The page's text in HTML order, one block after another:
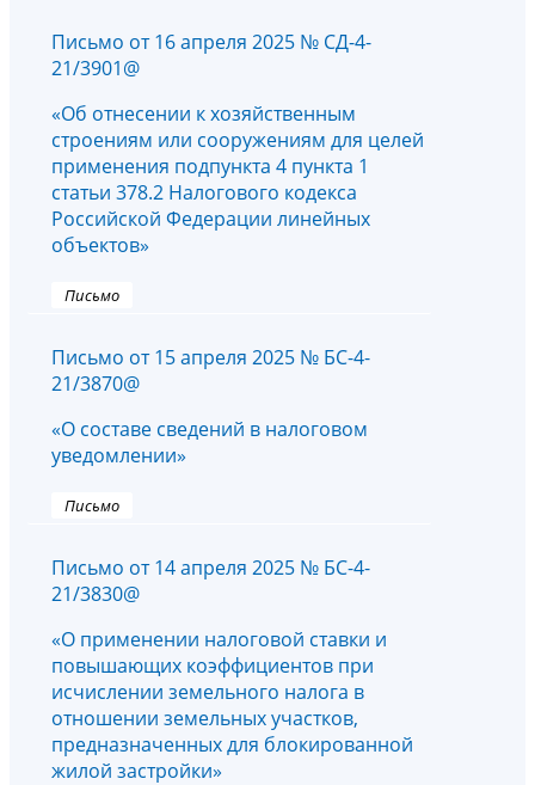
Письмо от 16 апреля 2025 № СД-4-
21/3901@
«Об отнесении к хозяйственным
строениям или сооружениям для целей
применения подпункта 4 пункта 1
статьи 378.2 Налогового кодекса
Российской Федерации линейных
объектов»
Письмо
Письмо от 15 апреля 2025 № БС-4-
21/3870@
«О составе сведений в налоговом
уведомлении»
Письмо
Письмо от 14 апреля 2025 № БС-4-
21/3830@
«О применении налоговой ставки и
повышающих коэффициентов при
исчислении земельного налога в
отношении земельных участков,
предназначенных для блокированной
жилой застройки»